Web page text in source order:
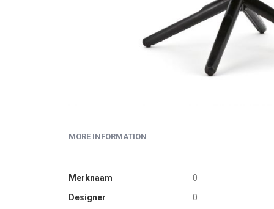
the
images
MORE INFORMATION
More
Merknaam
0
Designer
0